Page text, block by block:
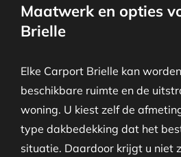
Maatwerk en opties
Brielle
Elke Carport Brielle kan
beschikbare ruimte en de
woning. U kiest zelf de
type dakbedekking dat het
situatie. Daardoor krijgt u niet